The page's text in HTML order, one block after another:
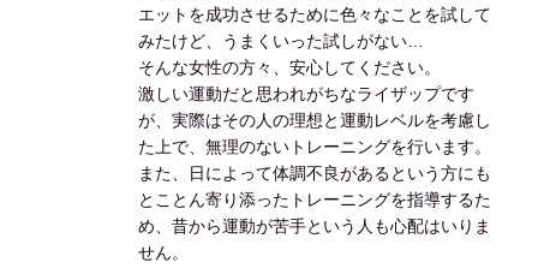
エットを成功させるために色々なことを試して
みたけど、うまくいった試しがない…
そんな女性の方々、安心してください。
激しい運動だと思われがちなライザップです
が、実際はその人の理想と運動レベルを考慮し
た上で、無理のないトレーニングを行います。
また、日によって体調不良があるという方にも
とことん寄り添ったトレーニングを指導するた
め、昔から運動が苦手という人も心配はいりま
せん。